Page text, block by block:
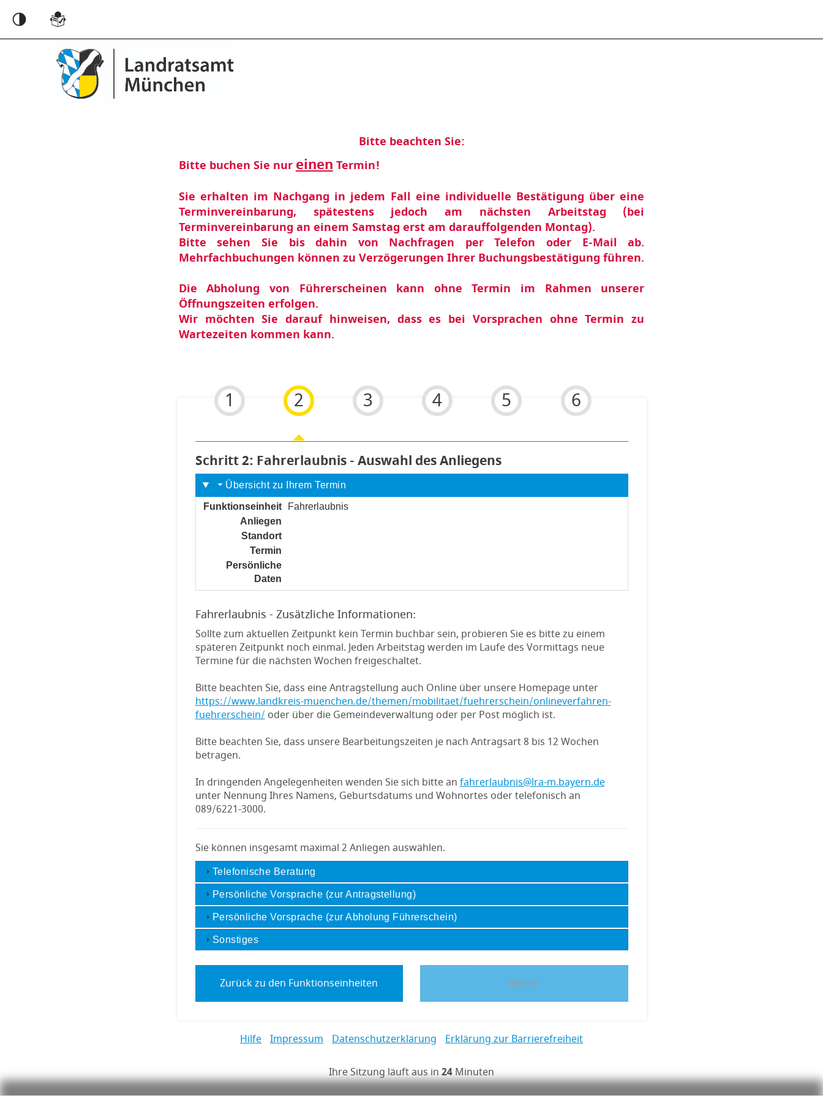
Bitte beachten Sie:
Bitte buchen Sie nur einen Termin!
Sie erhalten im Nachgang in jedem Fall eine individuelle Bestätigung über eine
Terminvereinbarung, spätestens jedoch am nächsten Arbeitstag (bei
Terminvereinbarung an einem Samstag erst am darauffolgenden Montag).
Bitte sehen Sie bis dahin von Nachfragen per Telefon oder E-Mail ab.
Mehrfachbuchungen können zu Verzögerungen Ihrer Buchungsbestätigung führen.
Die Abholung von Führerscheinen kann ohne Termin im Rahmen unserer
Öffnungszeiten erfolgen.
Wir möchten Sie darauf hinweisen, dass es bei Vorsprachen ohne Termin zu
Wartezeiten kommen kann.
1 2 3 4 5 6
Schritt 2von 6
: Fahrerlaubnis - Auswahl des Anliegens
Übersicht zu Ihrem Termin
Funktionseinheit
Fahrerlaubnis
Anliegen
Standort
Termin
Persönliche
Daten
Fahrerlaubnis - Zusätzliche Informationen:
Sollte zum aktuellen Zeitpunkt kein Termin buchbar sein, probieren Sie es bitte zu einem
späteren Zeitpunkt noch einmal. Jeden Arbeitstag werden im Laufe des Vormittags neue
Termine für die nächsten Wochen freigeschaltet.
Bitte beachten Sie, dass eine Antragstellung auch Online über unsere Homepage unter
https://www.landkreis-muenchen.de/themen/mobilitaet/fuehrerschein/onlineverfahren-
fuehrerschein/oder über die Gemeindeverwaltung oder per Post möglich ist.
Bitte beachten Sie, dass unsere Bearbeitungszeiten je nach Antragsart 8 bis 12 Wochen
betragen.
In dringenden Angelegenheiten wenden Sie sich bitte anfahrerlaubnis@lra-m.bayern.de
unter Nennung Ihres Namens, Geburtsdatums und Wohnortes oder telefonisch an
089/6221-3000.
Sie können insgesamt maximal 2 Anliegen auswählen.
Telefonische Beratung
Persönliche Vorsprache (zur Antragstellung)
Persönliche Vorsprache (zur Abholung Führerschein)
Sonstiges
Links zur Hilfe, Impressum, Datenschutzerklärung, Erklärung zur Barrierefreiheit
Hilfe Impressum Datenschutzerklärung
Erklärung zur Barrierefreiheit
Ihre Sitzung läuft aus in24Minuten